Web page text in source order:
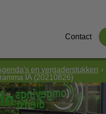
Contact
en vergaderstukken
IA (20210826)